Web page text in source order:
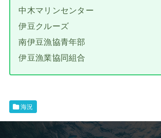
中木マリンセンター
伊豆クルーズ
南伊豆漁協青年部
伊豆漁業協同組合
海況